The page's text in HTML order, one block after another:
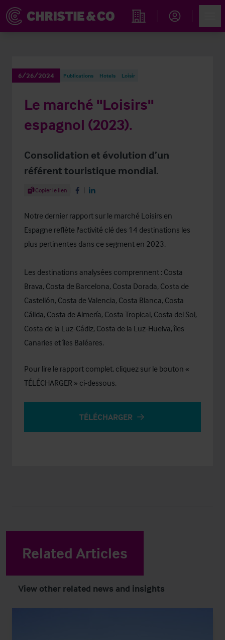
Rechercher un hôtel
6/26/2024 Publications Hotels Loisir
Le marché "Loisirs"
espagnol (2023).
Consolidation et évolution d’un
référent touristique mondial.
Share Article
Copier le lien Share on Facebook
Share on LinkedIn
Notre dernier rapport sur le marché Loisirs en
Espagne reflète l'activité clé des 14 destinations les
plus pertinentes dans ce segment en 2023.
Les destinations analysées comprennent : Costa
Brava, Costa de Barcelona, ​​​​Costa Dorada, Costa de
Castellón, Costa de Valencia, Costa Blanca, Costa
Cálida, Costa de Almería, Costa Tropical, Costa del Sol,
Costa de la Luz-Cádiz, Costa de la Luz-Huelva, îles
Canaries et îles Baléares.
Pour lire le rapport complet, cliquez sur le bouton «
TÉLÉCHARGER » ci-dessous.
TÉLÉCHARGER
Related Articles
View other related news and insights